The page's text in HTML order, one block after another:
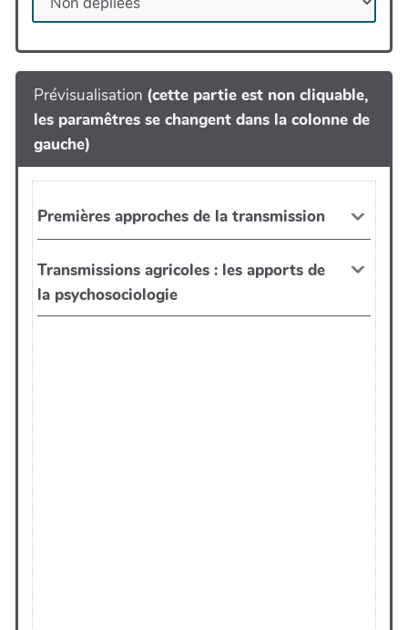
Prévisualisation (cette partie est non cliquable,
les paramêtres se changent dans la colonne de
gauche)